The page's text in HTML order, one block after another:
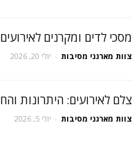
מסכי לדים ומקרנים
צוות מארגני מסיבות - יולי 20, 2026
צלם לאירועים: היתרונות
צוות מארגני מסיבות - יולי 5, 2026